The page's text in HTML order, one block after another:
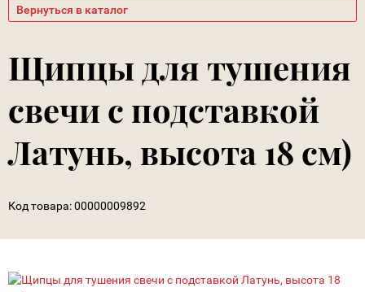
Вернуться в каталог
Щипцы для тушения
свечи с подставкой
Латунь, высота 18 см)
Код товара:00000009892